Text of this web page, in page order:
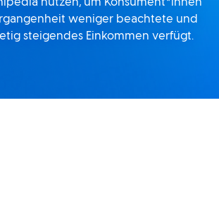
nutzen, um Konsument*innen
weniger beachtete und
steigendes Einkommen verfügt.